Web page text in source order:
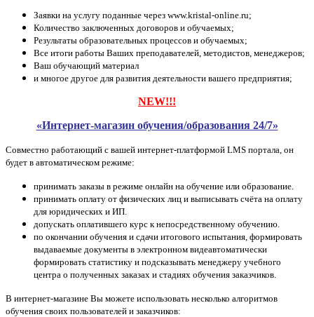
Заявки на услугу поданные через www.kristal-online.ru;
Количество заключенных договоров и обучаемых;
Результаты образовательных процессов и обучаемых;
Все итоги работы Ваших преподавателей, методистов, менеджеров;
Ваш обучающий материал
и многое другое для развития деятельности вашего предприятия;
NEW!!!
«Интернет-магазин обучения/образования 24/7»
Совместно работающий с вашей интернет-платформой LMS портала, он
будет в автоматическом режиме:
принимать заказы в режиме онлайн на обучение или образование.
принимать оплату от физических лиц и выписывать счёта на оплату
для юридических и ИП.
допускать оплатившего курс к непосредственному обучению.
по окончании обучения и сдачи итогового испытания, формировать
выдаваемые документы в электронном видеавтоматически
формировать статистику и подсказывать менеджеру учебного
центра о полученных заказах и стадиях обучения заказчиков.
В интернет-магазине Вы можете использовать несколько алгоритмов
обучения своих пользователей и заказчиков: